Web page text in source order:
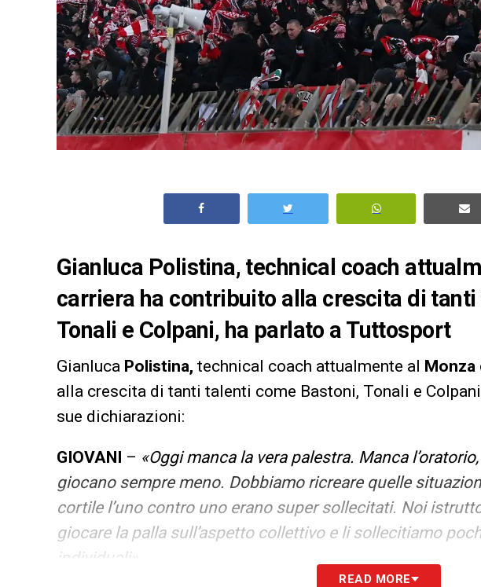
Gianluca Polistina, technical coach
carriera ha contribuito alla crescita di
Tonali e Colpani, ha parlato a Tuttosport
Gianluca Polistina, technical coach attualmente al Monza
alla crescita di tanti talenti come Bastoni, Tonali e
sue dichiarazioni:
GIOVANI – «Oggi manca la vera palestra. Manca
giocano sempre meno. Dobbiamo ricreare quelle
cortile l’uno contro uno erano super sollecitati. Noi
giocare la palla sull’aspetto collettivo e li sollecitiamo
individuali».
READ MORE